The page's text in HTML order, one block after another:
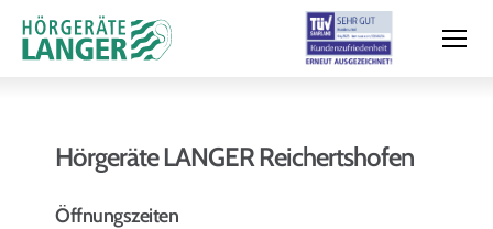
Hörgeräte LANGER Reichertshofen
Öffnungszeiten